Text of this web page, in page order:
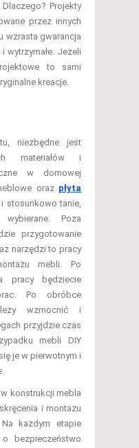
Projekty
przez innych
wzrasta gwarancja
wytrzymałe. Jeżeli
to sami
kreacje.
niezbędne jest
materiałów i
w domowej
oraz płyta
stosunkowo tanie,
Poza
przygotowanie
narzędzi to pracy
mebli. Po
pracy będziecie
Po obróbce
wzmocnić i
przyjdzie czas
mebli DIY
je w pierwotnym i
konstrukcji mebla
i montażu
każdym etapie
bezpieczeństwo